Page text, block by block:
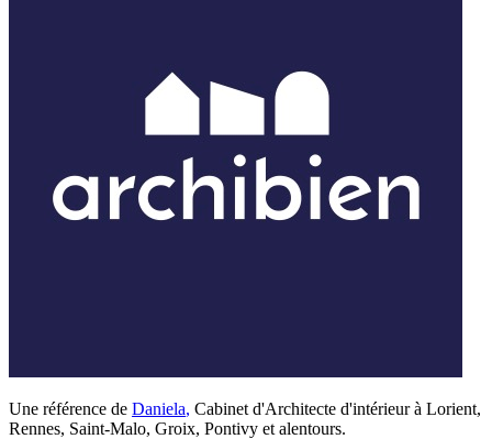
Une référence de Daniela, Cabinet d'Architecte d'intérieur à Lorient,
Rennes, Saint-Malo, Groix, Pontivy et alentours.